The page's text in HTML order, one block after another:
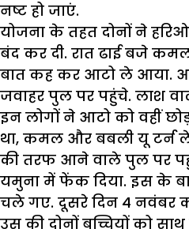
नष्ट हो जाएं.
योजना के तहत दोनों ने
बंद कर दी. रात ढाई बजे
बात कह कर आटो ले आया.
जवाहर पुल पर पहुंचे. लाश
इन लोगों ने आटो को वहीं
था, कमल और बबली यू टर्न
की तरफ आने वाले पुल पर
यमुना में फेंक दिया. इस के
चले गए. दूसरे दिन 4
उस की दोनों बच्चियों को